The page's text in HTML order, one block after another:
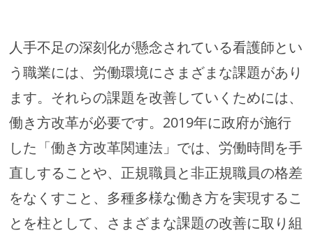
人手不足の深刻化が懸念されている看護師とい
う職業には、労働環境にさまざまな課題があり
ます。それらの課題を改善していくためには、
働き方改革が必要です。2019年に政府が施行
した「働き方改革関連法」では、労働時間を手
直しすることや、正規職員と非正規職員の格差
をなくすこと、多種多様な働き方を実現するこ
とを柱として、さまざまな課題の改善に取り組